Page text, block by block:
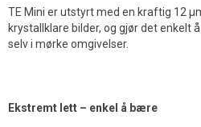
TE Mini er utstyrt med en kraftig 12
krystallklare bilder, og gjør det enkelt
selv i mørke omgivelser.
Ekstremt lett – enkel å bære